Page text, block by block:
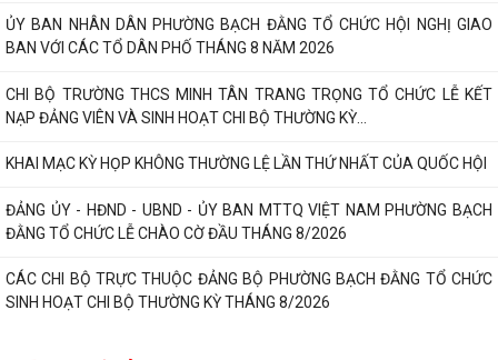
TIN MỚI
CHI BỘ TỔ DÂN PHỐ MY ĐÔNG TRANG TRỌNG TỔ CHỨC LỄ KẾT NẠP
ĐẢNG VIÊN VÀ SINH HOẠT CHI BỘ THƯỜNG KỲ...
ĐỒNG CHÍ TRẦN HUY KIÊN - BÍ THƯ ĐẢNG ỦY, CHỦ TỊCH HĐND
PHƯỜNG BẠCH ĐẰNG DỰ SINH HOẠT CHI BỘ TẠI...
ỦY BAN NHÂN DÂN PHƯỜNG BẠCH ĐẰNG TỔ CHỨC HỘI NGHỊ GIAO
CHI BỘ TRƯỜNG THCS MINH TÂN TRANG TRỌNG TỔ CHỨC LỄ KẾT
KHAI MẠC KỲ HỌP KHÔNG THƯỜNG LỆ LẦN THỨ NHẤT CỦA QUỐC HỘI